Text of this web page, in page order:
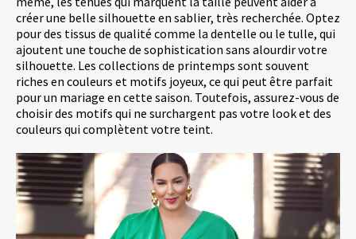
créer une belle silhouette en sablier, très recherchée. Optez
pour des tissus de qualité comme la dentelle ou le tulle, qui
ajoutent une touche de sophistication sans alourdir votre
silhouette. Les collections de printemps sont souvent
riches en couleurs et motifs joyeux, ce qui peut être parfait
pour un mariage en cette saison. Toutefois, assurez-vous de
choisir des motifs qui ne surchargent pas votre look et des
couleurs qui complètent votre teint.